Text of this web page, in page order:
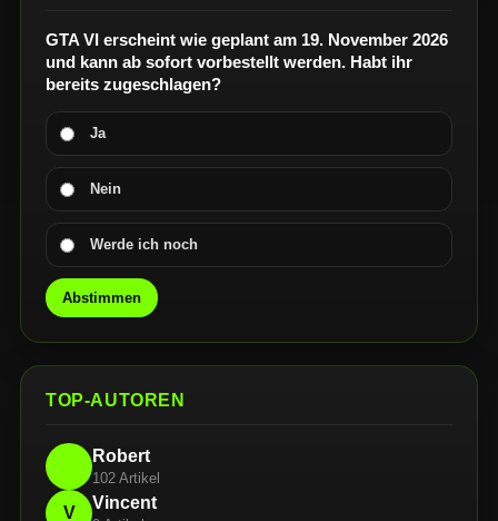
GTA VI erscheint wie geplant am 19. November 2026
und kann ab sofort vorbestellt werden. Habt ihr
bereits zugeschlagen?
Ja
Nein
Werde ich noch
Abstimmen
TOP-AUTOREN
Robert
102 Artikel
V
Vincent